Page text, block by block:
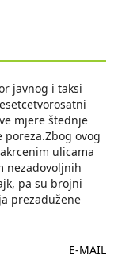
javnog i taksi
mjere štednje
ovog
ulicama
nezadovoljnih
pa su brojni
prezadužene
E-MAIL